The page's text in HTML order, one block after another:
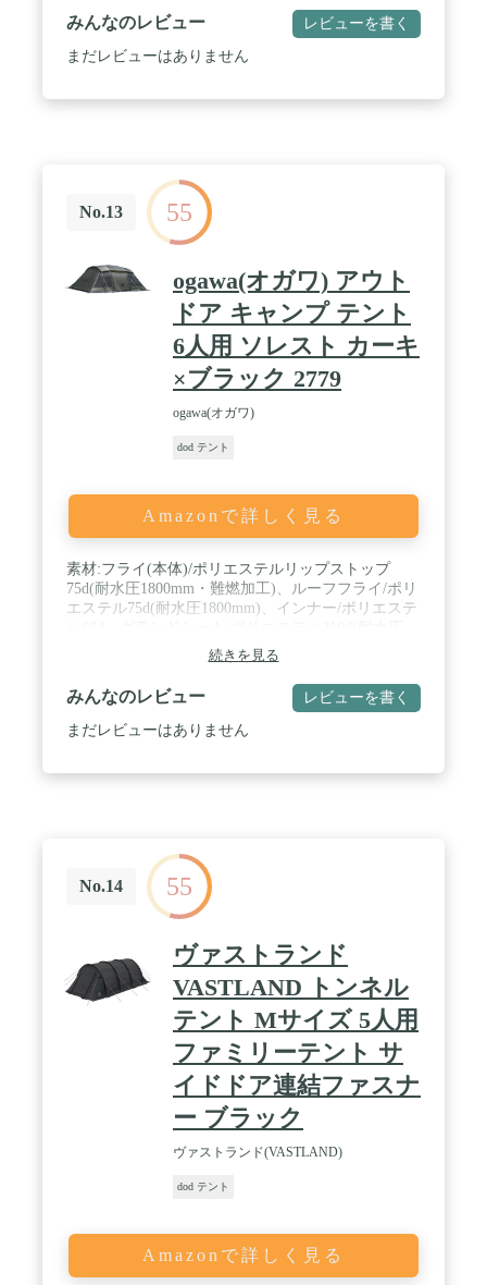
でご連絡ください。※使用中に購入者が起こした損
みんなのレビュー レビューを書く
まだレビューはありません
No.13 55
ogawa(オガワ) アウト
ドア キャンプ テント
6人用 ソレスト カーキ
×ブラック 2779
ogawa(オガワ)
dod テント
Amazonで詳しく見る
素材:フライ(本体)/ポリエステルリップストップ
75d(耐水圧1800mm・難燃加工)、ルーフフライ/ポリ
エステル75d(耐水圧1800mm)、インナー/ポリエステ
1800mm)、ポール/アルミ合金(φ19mm、φ17.5mm、
φ16mm) / サイズ:210×375×600cm / 重量:32.2kg / 付属
品:張り綱、アイアンハンマー、スチールピン、収納
袋
続きを見る
みんなのレビュー レビューを書く
まだレビューはありません
No.14 55
ヴァストランド
VASTLAND トンネル
テント Mサイズ 5人用
ファミリーテント サ
イドドア連結ファスナ
ー ブラック
ヴァストランド(VASTLAND)
dod テント
Amazonで詳しく見る